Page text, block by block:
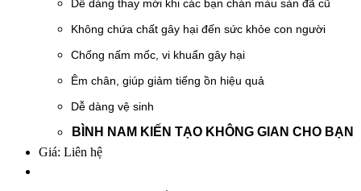
Dễ dàng thay mới khi các bạn chán màu sàn đã cũ
Không chứa chất gây hại đến sức khỏe con người
Chống nấm mốc, vi khuẩn gây hại
Êm chân, giúp giảm tiếng ồn hiệu quả
Dễ dàng vệ sinh
BÌNH NAM KIẾN TẠO KHÔNG GIAN CHO BẠN
Giá: Liên hệ